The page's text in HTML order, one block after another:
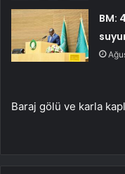
BM:
Baraj gölü ve karla